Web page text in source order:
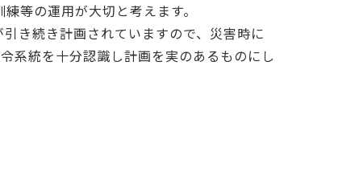
等の運用が大切と考えます。
き続き計画されていますので、災害時に
系統を十分認識し計画を実のあるものにし